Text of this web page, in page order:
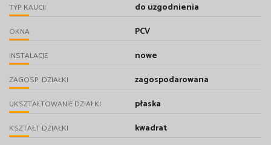
TYP KAUCJI do uzgodnienia
OKNA PCV
INSTALACJE nowe
ZAGOSP. DZIAŁKI zagospodarowana
UKSZTAŁTOWANIE DZIAŁKI płaska
KSZTAŁT DZIAŁKI kwadrat